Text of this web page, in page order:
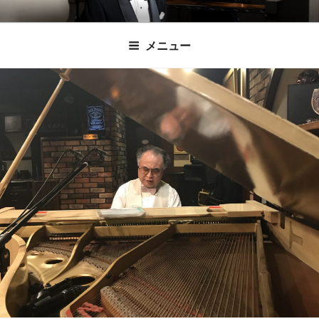
コ
ン
ス
ッ
プ
時田直也 声楽
家/BARITONE
歌うことは希望を語ること、生きることは喜
びも悲しみもわかちあうことかけがえのない
あなたに「いのちの歌」をお届けします。
メニュー